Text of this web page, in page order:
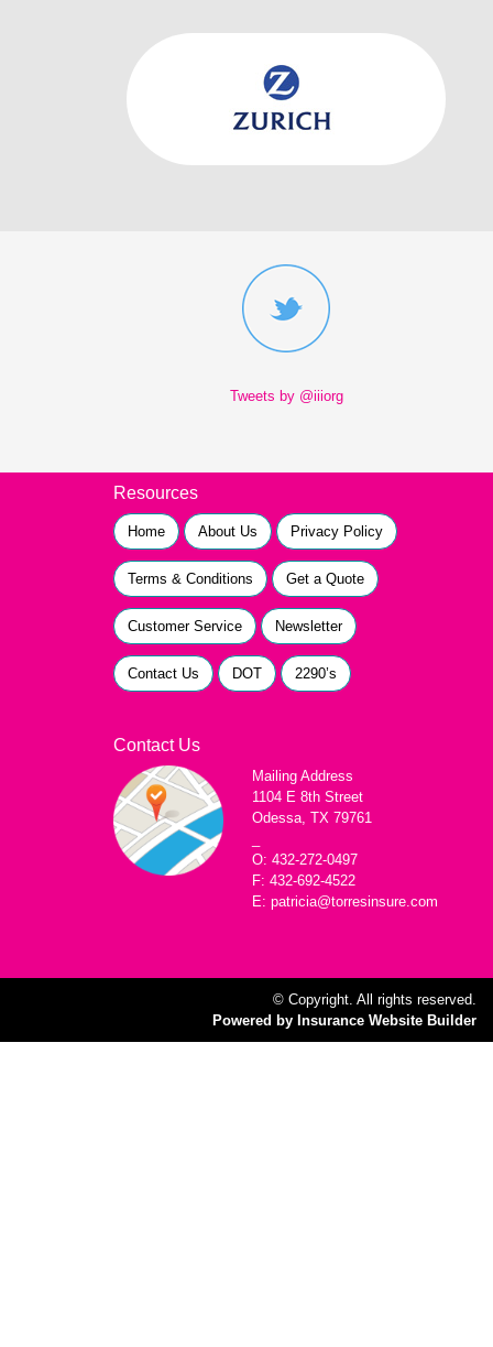
Tweets by @iiiorg
Resources
Home About Us Privacy Policy
Terms & Conditions Get a Quote
Customer Service Newsletter
Contact Us DOT 2290’s
Contact Us
Mailing Address
1104 E 8th Street
Odessa, TX 79761
O: 432-272-0497
F: 432-692-4522
E: patricia@torresinsure.com
© Copyright. All rights reserved.
Powered by Insurance Website Builder